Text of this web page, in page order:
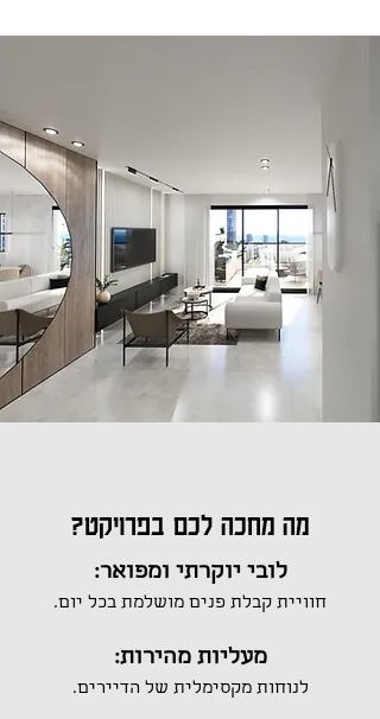
מה מחכה לכם בפרויקט?
לובי יוקרתי ומפואר:
חוויית קבלת פנים מושלמת בכל יום.
מעליות מהירות:
לנוחות מקסימלית של הדיירים.